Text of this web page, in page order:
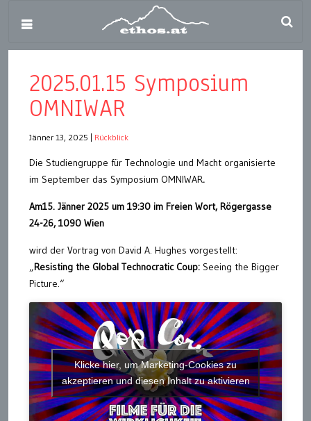
2025.01.15 Symposium
OMNIWAR
Jänner 13, 2025 Rückblick
Die Studiengruppe für Technologie und Macht organisierte
im September das Symposium OMNIWAR.
Am15. Jänner 2025 um 19:30 im Freien Wort, Rögergasse
24-26,1090 Wien
wird der Vortrag von David A. Hughes vorgestellt:
„Resisting the Global Technocratic Coup: Seeing the Bigger
Picture.“
Klicke hier, um Marketing-Cookies zu
akzeptieren und diesen Inhalt zu aktivieren